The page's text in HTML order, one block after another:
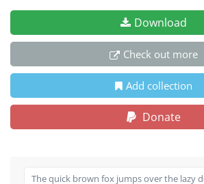
Download
Check out more
Add collection
Donate